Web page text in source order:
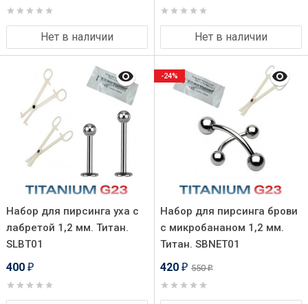
Нет в наличии Нет в наличии
Набор для пирсинга уха с
лабретой 1,2 мм. Титан.
SLBT01
400 ₽
Набор для пирсинга брови
с микробананом 1,2 мм.
Титан. SBNET01
420 ₽ 550₽
-24%